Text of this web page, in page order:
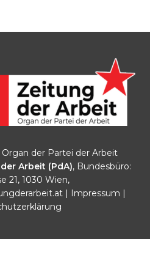
der Partei der Arbeit
Arbeit (PdA), Bundesbüro:
21, 1030 Wien,
| Impressum |